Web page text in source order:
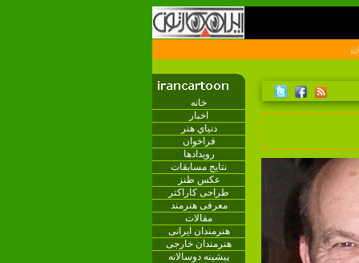
خانه
اخبار
دنياي هنر
فراخوان
رویدادها
نتایج مسابقات
عکس طنز
طراحی کاراکتر
معرفی هنرمند
مقالات
هنرمندان ایرانی
هنرمندان خارجی
پیشینه دوسالانه